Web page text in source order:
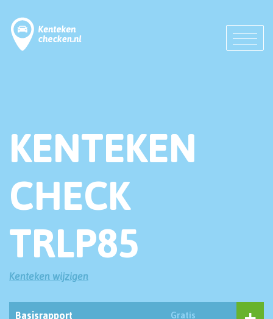
KENTEKEN
CHECK
TRLP85
Kenteken wijzigen
Basisrapport Gratis